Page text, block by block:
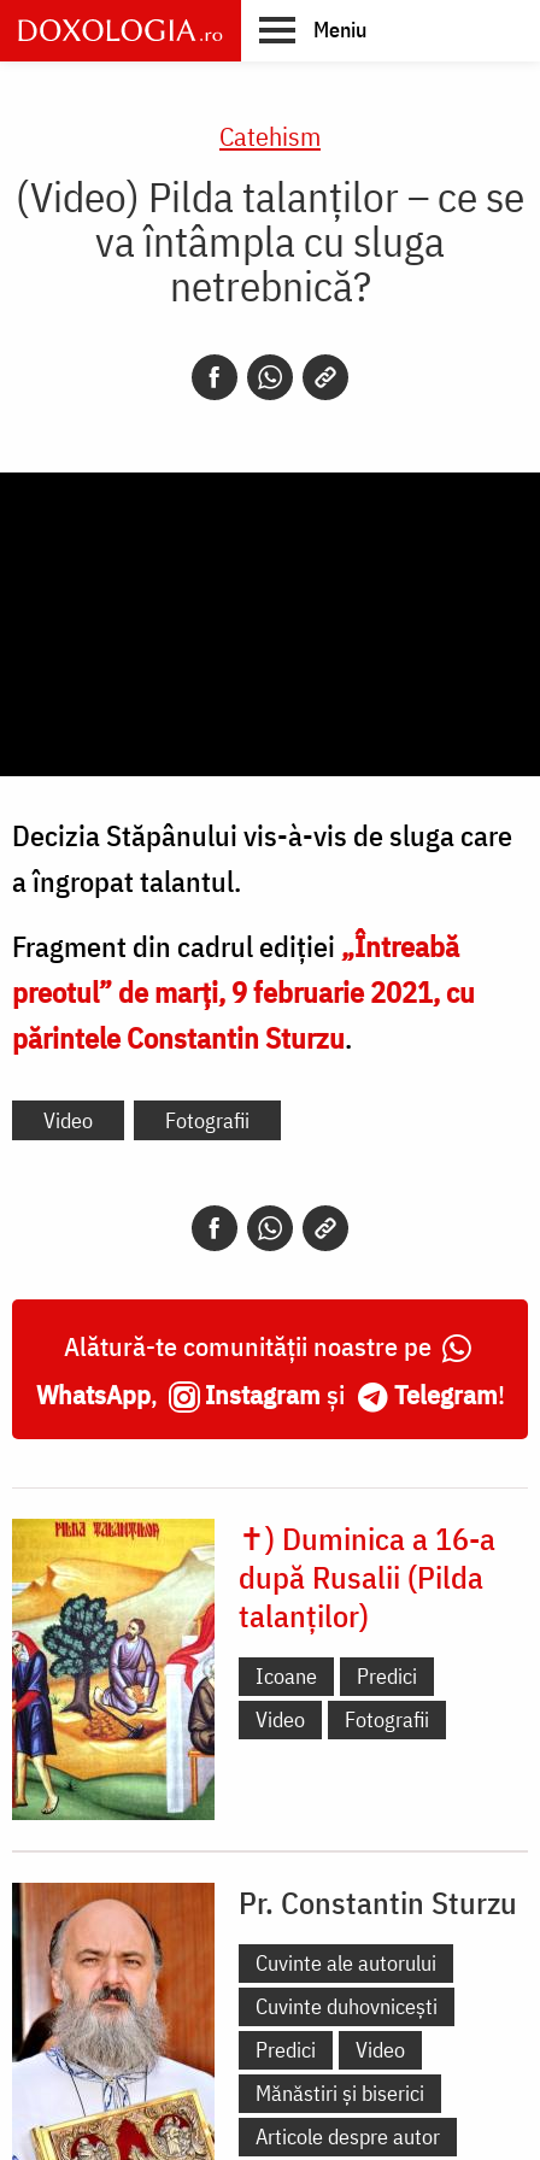
Skip
to
main
Meniu
Catehism
(Video) Pilda talanților – ce se
va întâmpla cu sluga
netrebnică?
Decizia Stăpânului vis-à-vis de sluga care
a îngropat talantul.
Fragment din cadrul ediției „Întreabă
preotul” de marți, 9 februarie 2021, cu
părintele Constantin Sturzu.
Video Fotografii
Alătură-te comunității noastre pe
WhatsApp, Instagram și Telegram!
✝) Duminica a 16-a
după Rusalii (Pilda
talanţilor)
Icoane
Predici
Video
Fotografii
Pr. Constantin Sturzu
Cuvinte ale autorului
Cuvinte duhovnicești
Predici
Video
Mănăstiri și biserici
Articole despre autor